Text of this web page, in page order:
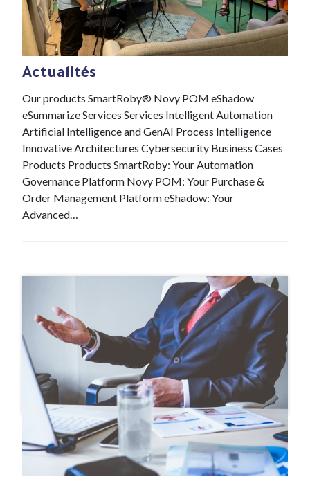
#News
21 Jan , 2022
Actualités
Our products SmartRoby® Novy POM eShadow
eSummarize Services Services Intelligent Automation
Artificial Intelligence and GenAI Process Intelligence
Innovative Architectures Cybersecurity Business Cases
Products Products SmartRoby: Your Automation
Governance Platform Novy POM: Your Purchase &
Order Management Platform eShadow: Your
Advanced…
#ADN
5 Jan , 2022